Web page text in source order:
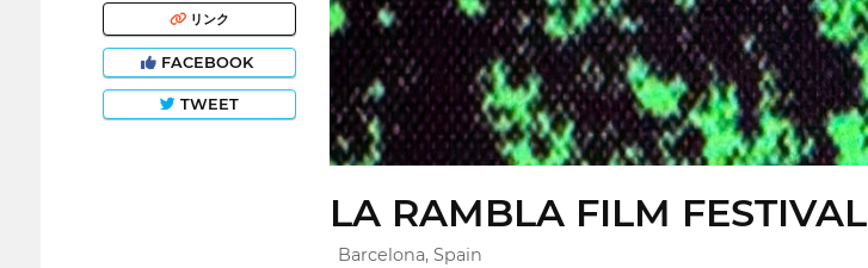
リンク
FACEBOOK
TWEET
LA RAMBLA FILM FESTIVAL
Barcelona, Spain